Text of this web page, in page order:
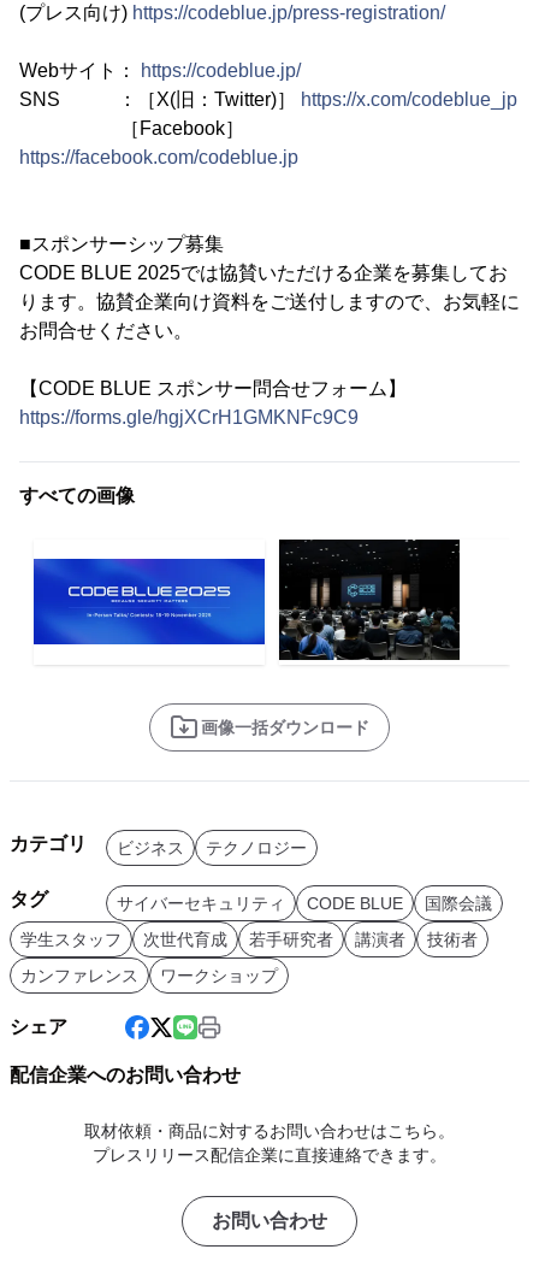
(プレス向け) https://codeblue.jp/press-registration/
Webサイト：
https://codeblue.jp/
SNS ：［X(旧：Twitter)］
https://x.com/codeblue_jp
［Facebook］
https://facebook.com/codeblue.jp
■スポンサーシップ募集
CODE BLUE 2025では協賛いただける企業を募集してお
ります。協賛企業向け資料をご送付しますので、お気軽に
お問合せください。
【CODE BLUE スポンサー問合せフォーム】
https://forms.gle/hgjXCrH1GMKNFc9C9
すべての画像
画像一括ダウンロード
カテゴリ ビジネス テクノロジー
タグ サイバーセキュリティ CODE BLUE
国際会議
学生スタッフ
次世代育成 若手研究者 講演者
技術者
カンファレンス
ワークショップ
シェア
配信企業へのお問い合わせ
取材依頼・商品に対するお問い合わせはこちら。
プレスリリース配信企業に直接連絡できます。
お問い合わせ